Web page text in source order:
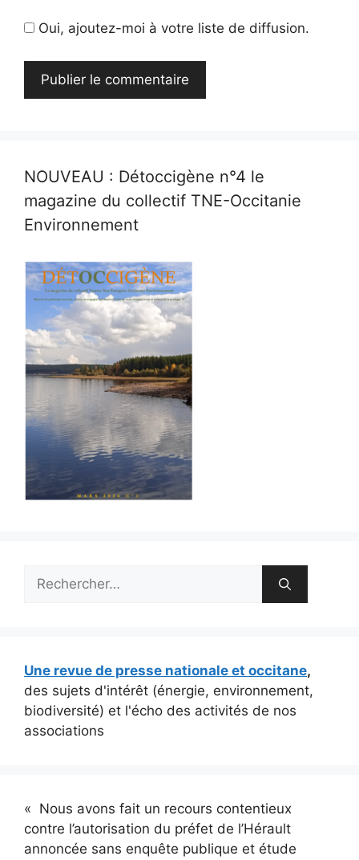
Oui, ajoutez-moi à votre liste de diffusion.
NOUVEAU : Détoccigène n°4 le
magazine du collectif TNE-Occitanie
Environnement
Rechercher :
Une revue de presse nationale et occitane,
des sujets d'intérêt (énergie, environnement,
biodiversité) et l'écho des activités de nos
associations
« Nous avons fait un recours contentieux
contre l’autorisation du préfet de l’Hérault
annoncée sans enquête publique et étude